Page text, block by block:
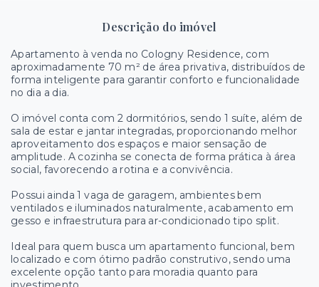
Descrição do imóvel
Apartamento à venda no Cologny Residence, com
aproximadamente 70 m² de área privativa, distribuídos de
forma inteligente para garantir conforto e funcionalidade
no dia a dia.
O imóvel conta com 2 dormitórios, sendo 1 suíte, além de
sala de estar e jantar integradas, proporcionando melhor
aproveitamento dos espaços e maior sensação de
amplitude. A cozinha se conecta de forma prática à área
social, favorecendo a rotina e a convivência.
Possui ainda 1 vaga de garagem, ambientes bem
ventilados e iluminados naturalmente, acabamento em
gesso e infraestrutura para ar-condicionado tipo split.
Ideal para quem busca um apartamento funcional, bem
localizado e com ótimo padrão construtivo, sendo uma
excelente opção tanto para moradia quanto para